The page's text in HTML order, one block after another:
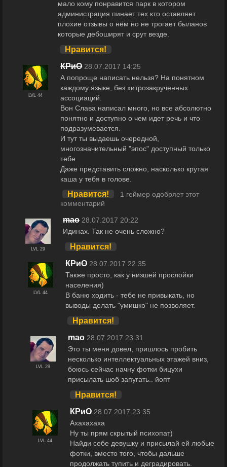
мало кому понравится парк в котором
администрация пинает тех кто оставляет
плохие отзывы о нём но не трогает быланов
которые дебоширят и срут везде.
Нравится!
LVL 44
КРиО 28.07.2017 14:25
А попроще написать нельзя? На понятном
каждому языке, без хитрозакрученных
ассоциаций.
Вон Слава написал много, но все абсолютно
понятно и доступно о чем идет речь и что
подразумевается.
И тут ты выдаешь очередной,
многозначительный "эпос" доступный только
тебе.
Даже представить сложно, насколько крутая
каша у тебя в голове.
Нравится!
1 геймер одобряет этот
комментарий
LVL 29
maо 28.07.2017 20:22
Идинах. Так не очень сложно?
Нравится!
LVL 44
КРиО 28.07.2017 22:35
Также просто, как у низшей прослойки
населения)
В баню ходить - тебе не привыкать, но
выводы делать "умишко" не позволяет.
Нравится!
LVL 29
maо 28.07.2017 23:31
Это ты меня довел, пришлось пробить
несколько интеллектуальных этажей вниз,
боюсь сейчас начну фотки бицухи
присылать шоб запугать.. йопт
Нравится!
LVL 44
КРиО 28.07.2017 23:35
Ахахахаха
Ну ты прям скрытый психопат)
Найди себе девушку и присылай ей любые
фотки, вместо того, чтобы дальше
продолжать тупить и деградировать.